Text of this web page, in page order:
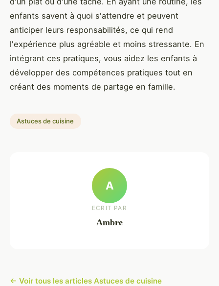
enfants savent à quoi s'attendre et peuvent
anticiper leurs responsabilités, ce qui rend
l'expérience plus agréable et moins stressante. En
intégrant ces pratiques, vous aidez les enfants à
développer des compétences pratiques tout en
créant des moments de partage en famille.
Astuces de cuisine
A
ECRIT PAR
Ambre
← Voir tous les articles Astuces de cuisine